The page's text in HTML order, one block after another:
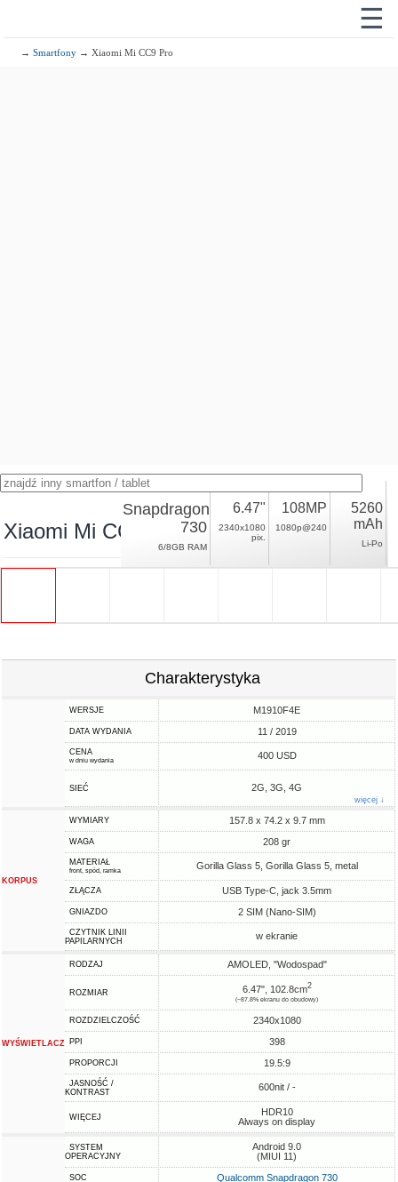
☰
→Smartfony → Xiaomi Mi CC9 Pro
Xiaomi Mi CC9 Pro
Snapdragon
730
6/8GB RAM
6.47"
2340x1080
pix.
108MP
1080p@240
5260
mAh
Li-Po
Charakterystyka
WERSJE M1910F4E
DATA WYDANIA 11 / 2019
CENA
w dniu wydania 400 USD
SIEĆ 2G, 3G, 4G
więcej ↓
KORPUS
WYMIARY 157.8 x 74.2 x 9.7 mm
WAGA 208 gr
MATERIAŁ
front, spód, ramka Gorilla Glass 5, Gorilla Glass 5, metal
ZŁĄCZA USB Type-C, jack 3.5mm
GNIAZDO 2 SIM (Nano-SIM)
CZYTNIK LINII
PAPILARNYCH
w ekranie
WYŚWIETLACZ
RODZAJ AMOLED, "Wodospad"
ROZMIAR 6.47", 102.8cm2
(~87.8% ekranu do obudowy)
ROZDZIELCZOŚĆ 2340x1080
PPI 398
PROPORCJI 19.5:9
JASNOŚĆ /
KONTRAST
600nit / -
WIĘCEJ
HDR10
Always on display
SYSTEM
OPERACYJNY
Android 9.0
(MIUI 11)
SOC Qualcomm Snapdragon 730